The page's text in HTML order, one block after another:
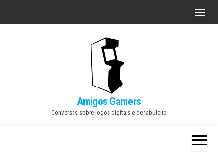
A
a
v
Amigos Gamers
Conversas sobre jogos digitais e de tabuleiro